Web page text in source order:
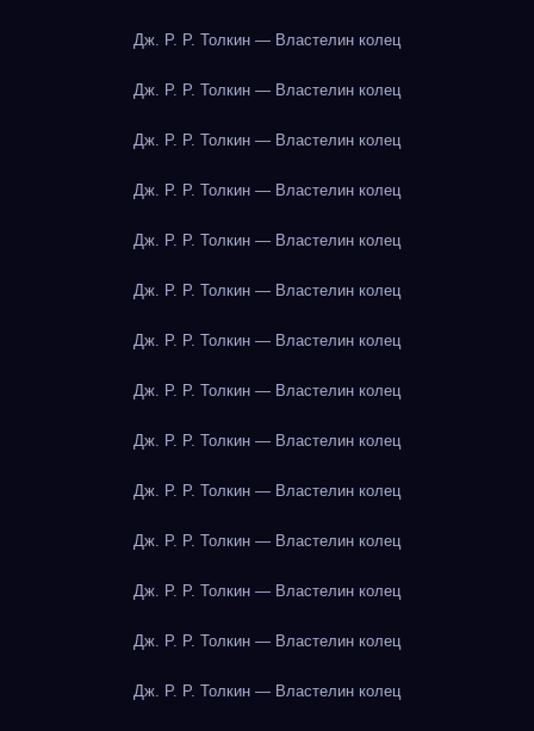
Дж. Р. Р. Толкин — Властелин колец
Дж. Р. Р. Толкин — Властелин колец
Дж. Р. Р. Толкин — Властелин колец
Дж. Р. Р. Толкин — Властелин колец
Дж. Р. Р. Толкин — Властелин колец
Дж. Р. Р. Толкин — Властелин колец
Дж. Р. Р. Толкин — Властелин колец
Дж. Р. Р. Толкин — Властелин колец
Дж. Р. Р. Толкин — Властелин колец
Дж. Р. Р. Толкин — Властелин колец
Дж. Р. Р. Толкин — Властелин колец
Дж. Р. Р. Толкин — Властелин колец
Дж. Р. Р. Толкин — Властелин колец
Дж. Р. Р. Толкин — Властелин колец